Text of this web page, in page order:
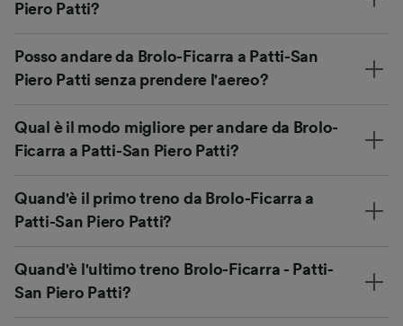
Piero Patti?
Posso andare da Brolo-Ficarra a Patti-San
Piero Patti senza prendere l'aereo?
Qual è il modo migliore per andare da Brolo-
Ficarra a Patti-San Piero Patti?
Quand'è il primo treno da Brolo-Ficarra a
Patti-San Piero Patti?
Quand'è l'ultimo treno Brolo-Ficarra - Patti-
San Piero Patti?